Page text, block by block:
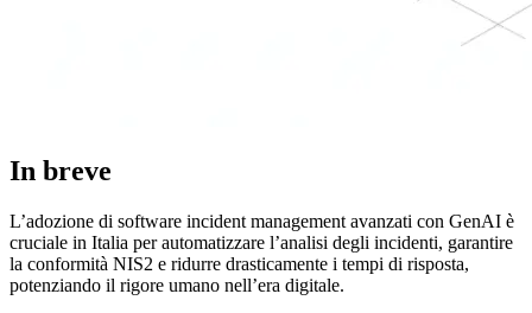
In breve
L’adozione di software incident management avanzati con GenAI è
cruciale in Italia per automatizzare l’analisi degli incidenti, garantire
la conformità NIS2 e ridurre drasticamente i tempi di risposta,
potenziando il rigore umano nell’era digitale.